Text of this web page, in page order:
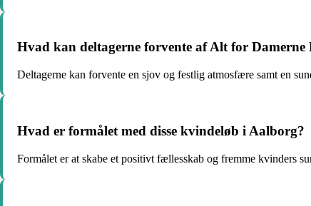
Hvad kan deltagerne forvente af Alt for
Deltagerne kan forvente en sjov og festlig atmosfære samt en
Hvad er formålet med disse kvindeløb i Aalborg?
Formålet er at skabe et positivt fællesskab og fremme kvinders